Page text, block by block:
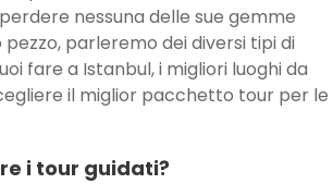
nessuna delle sue gemme
parleremo dei diversi tipi di
fare a Istanbul, i migliori luoghi da
il miglior pacchetto tour per le
i tour guidati?